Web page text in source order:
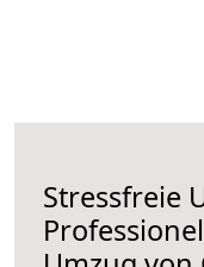
Stressfreie